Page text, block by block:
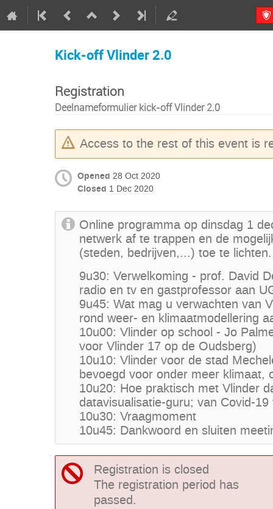
Kick-off Vlinder 2.0
Registration
Deelnameformulier kick-off Vlinder 2.0
Access to the rest of this event is
Opened 28 Oct 2020
Closed 1 Dec 2020
Online programma op dinsdag 1
netwerk af te trappen en de
(steden, bedrijven,...) toe te lichten.
9u30: Verwelkoming - prof. David
radio en tv en gastprofessor aan
9u45: Wat mag u verwachten van
rond weer- en klimaatmodellering
10u00: Vlinder op school - Jo
voor Vlinder 17 op de Oudsberg)
10u10: Vlinder voor de stad
bevoegd voor onder meer klimaat,
10u20: Hoe praktisch met Vlinder
datavisualisatie-guru; van Covid-
10u30: Vraagmoment
10u45: Dankwoord en sluiten
Registration is closed
The registration period has
passed.